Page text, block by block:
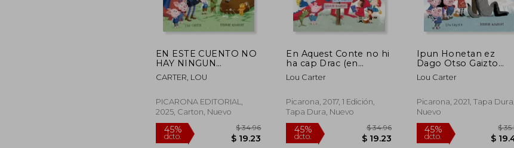
EN ESTE CUENTO NO
HAY NINGUN
GIGANTE (en
Castellano)
CARTER, LOU
PICARONA EDITORIAL,
2025, Carton, Nuevo
En Aquest Conte no hi
ha cap Drac (en
Catalán)
Lou Carter
Picarona, 2017, 1 Edición,
Tapa Dura, Nuevo
Ipun Honetan ez
Dago Otso Gaizto
Bakar bat ere
Lou Carter
Picarona, 2021, Tapa Dura,
Nuevo